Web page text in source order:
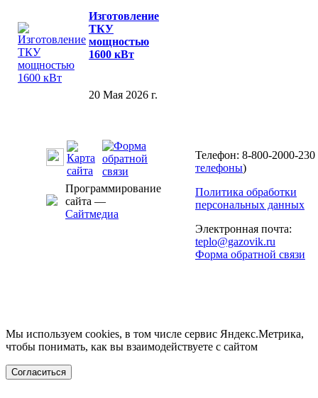
Изготовление
ТКУ
мощностью
1600 кВт
20 Мая 2026 г.
Программирование
сайта —
Сайтмедиа
Телефон: 8-800-2000-230
телефоны)
Политика обработки
персональных данных
Электронная почта:
teplo@gazovik.ru
Форма обратной связи
Мы используем cookies, в том числе сервис Яндекс.Метрика,
чтобы понимать, как вы взаимодействуете с сайтом
Согласиться